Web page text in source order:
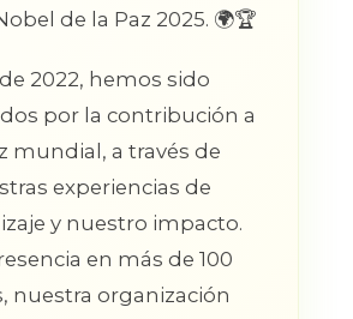
de la Paz 2025. 🌍🏆
2022, hemos sido
por la contribución a
mundial, a través de
experiencias de
y nuestro impacto.
en más de 100
nuestra organización